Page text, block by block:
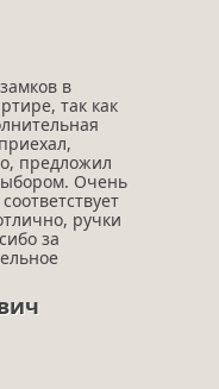
в
так как
предложил
Очень
ручки
за